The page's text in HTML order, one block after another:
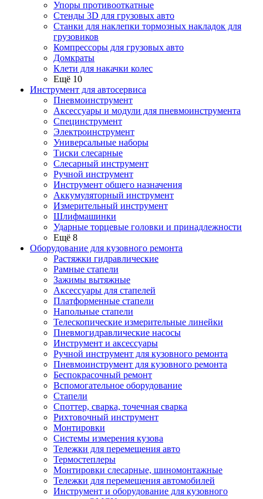
Упоры противооткатные
Стенды 3D для грузовых авто
Станки для наклепки тормозных накладок для
грузовиков
Компрессоры для грузовых авто
Домкраты
Клети для накачки колес
Ещё 10
Инструмент для автосервиса
Пневмоинструмент
Аксессуары и модули для пневмоинструмента
Специнструмент
Электроинструмент
Универсальные наборы
Тиски слесарные
Слесарный инструмент
Ручной инструмент
Инструмент общего назначения
Аккумуляторный инструмент
Измерительный инструмент
Шлифмашинки
Ударные торцевые головки и принадлежности
Ещё 8
Оборудование для кузовного ремонта
Растяжки гидравлические
Рамные стапели
Зажимы вытяжные
Аксессуары для стапелей
Платформенные стапели
Напольные стапели
Телескопические измерительные линейки
Пневмогидравлические насосы
Инструмент и аксессуары
Ручной инструмент для кузовного ремонта
Пневмоинструмент для кузовного ремонта
Беспокрасочный ремонт
Вспомогательное оборудование
Стапели
Споттер, сварка, точечная сварка
Рихтовочный инструмент
Монтировки
Системы измерения кузова
Тележки для перемещения авто
Термостеплеры
Монтировки слесарные, шиномонтажные
Тележки для перемещения автомобилей
Инструмент и оборудование для кузовного